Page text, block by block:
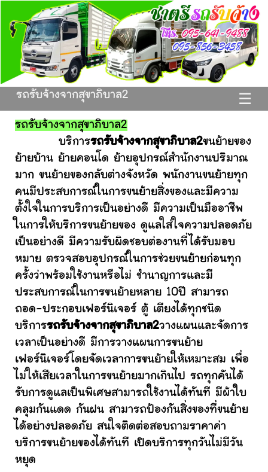
☰
รถรับจ้างจากสุขาภิบาล2
รถรับจ้างจากสุขาภิบาล2
บริการรถรับจ้างจากสุขาภิบาล2ขนย้ายของ
ย้ายบ้าน ย้ายคอนโด ย้ายอุปกรณ์สำนักงานปริมาณ
มาก ขนย้ายของกลับต่างจังหวัด พนักงานขนย้ายทุก
คนมีประสบการณ์ในการขนย้ายสิ่งของและมีความ
ตั้งใจในการบริการเป็นอย่างดี มีความเป็นมืออาชีพ
ในการให้บริการขนย้ายของ ดูแลใส่ใจความปลอดภัย
เป็นอย่างดี มีความรับผิดชอบต่องานที่ได้รับมอบ
หมาย ตรวจสอบอุปกรณ์ในการช่วยขนย้ายก่อนทุก
ครั้งว่าพร้อมใช้งานหรือไม่ ชำนาญการและมี
ประสบการณ์ในการขนย้ายหลาย 10ปี สามารถ
ถอด-ประกอบเฟอร์นิเจอร์ ตู้ เตียงได้ทุกชนิด
บริการรถรับจ้างจากสุขาภิบาล2วางแผนและจัดการ
เวลาเป็นอย่างดี มีการวางแผนการขนย้าย
เฟอร์นิเจอร์โดยจัดเวลาการขนย้ายให้เหมาะสม เพื่อ
ไม่ให้เสียเวลาในการขนย้ายมากเกินไป รถทุกคันได้
รับการดูแลเป็นพิเศษสามารถใช้งานได้ทันที มีผ้าใบ
คลุมกันแดด กันฝน สามารถป้องกันสิ่งของที่ขนย้าย
ได้อย่างปลอดภัย สนใจติดต่อสอบถามราคาค่า
บริการขนย้ายของได้ทันที เปิดบริการทุกวันไม่มีวัน
หยุด